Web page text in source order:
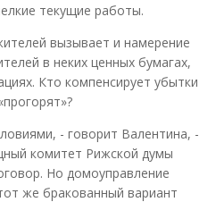
текущие работы.
вызывает и намерение
в неких ценных бумагах,
Кто компенсирует убытки
- говорит Валентина, -
комитет Рижской думы
Но домоуправление
же бракованный вариант